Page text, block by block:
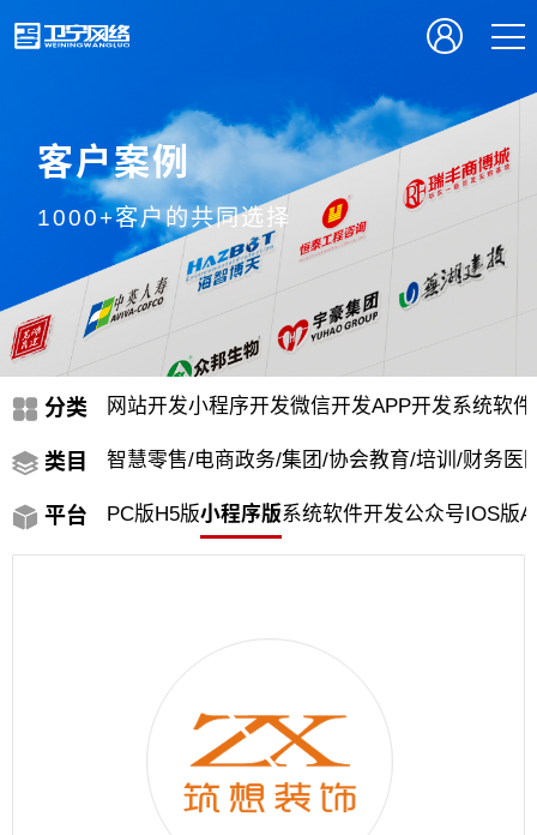
客户案例
1000+客户的共同选择
分类 网站开发小程序开发微信开发APP开发系统软
类目 智慧零售/电商政务/集团/协会教育/培训/财务 医
平台 PC版H5版小程序版系统软件开发公众号IOS版